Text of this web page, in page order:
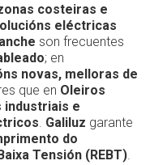
costeiras e
eléctricas
son frecuentes
; en
novas, melloras de
que en Oleiros
industriais e
Galiluz garante
do
Tensión (REBT)